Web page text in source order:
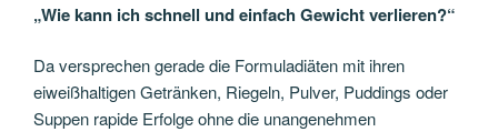
„Wie kann ich schnell und einfach Gewicht verlieren?“
Da versprechen gerade die Formuladiäten mit ihren
eiweißhaltigen Getränken, Riegeln, Pulver, Puddings oder
Suppen rapide Erfolge ohne die unangenehmen